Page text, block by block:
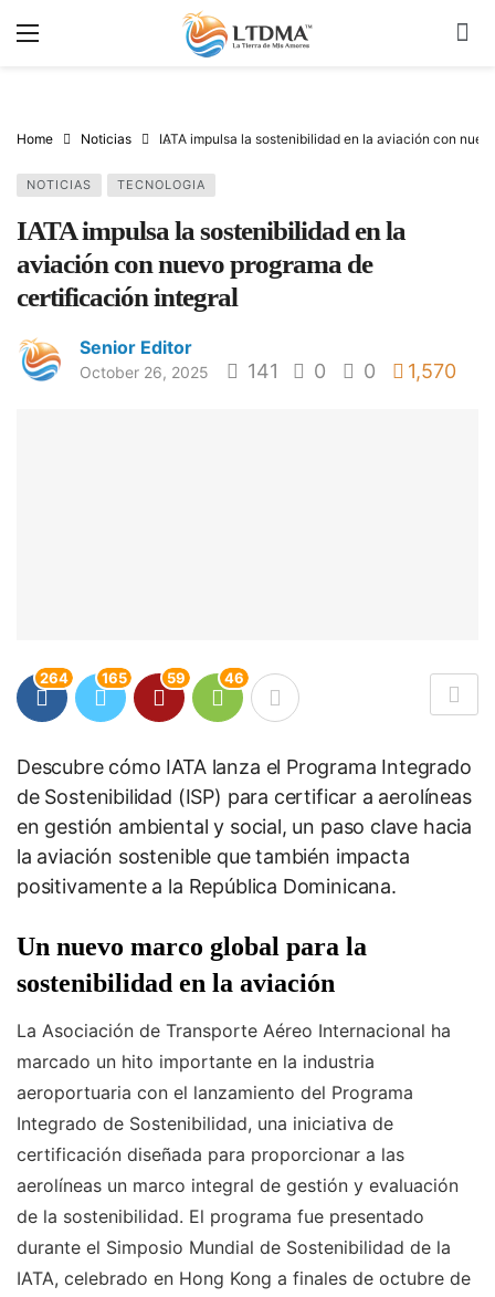
Home Noticias IATA impulsa la sostenibilidad en la aviación con
NOTICIAS TECNOLOGIA
IATA impulsa la sostenibilidad en la
aviación con nuevo programa de
certificación integral
Senior Editor
October 26, 2025 141 0 0 1,570
264 165 59 46
Descubre cómo IATA lanza el Programa Integrado
de Sostenibilidad (ISP) para certificar a aerolíneas
en gestión ambiental y social, un paso clave hacia
la aviación sostenible que también impacta
positivamente a la República Dominicana.
Un nuevo marco global para la
sostenibilidad en la aviación
La Asociación de Transporte Aéreo Internacional ha
marcado un hito importante en la industria
aeroportuaria con el lanzamiento del Programa
Integrado de Sostenibilidad, una iniciativa de
certificación diseñada para proporcionar a las
aerolíneas un marco integral de gestión y evaluación
de la sostenibilidad. El programa fue presentado
durante el Simposio Mundial de Sostenibilidad de la
IATA, celebrado en Hong Kong a finales de octubre de